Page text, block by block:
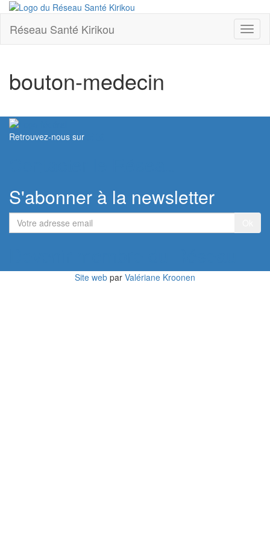
Réseau Santé Kirikou
bouton-medecin
Retrouvez-nous sur
S'abonner à la newsletter
Votre
adresse
Site web par Valériane Kroonen